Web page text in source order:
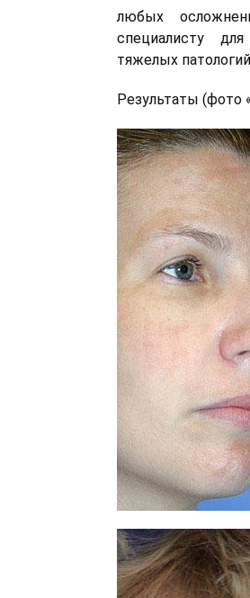
любых
специалисту
тяжелых
Результаты (фото